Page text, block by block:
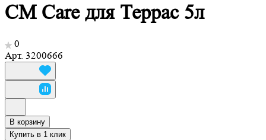
CM Care для Террас 5л
0
Арт. 3200666
В корзину
Купить в 1 клик